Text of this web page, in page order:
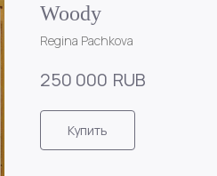
Woody
Regina Pachkova
250 000 RUB
Купить